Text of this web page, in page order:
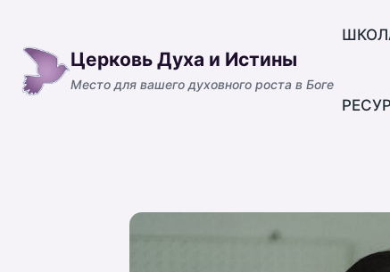
содержимомуЦерковь Духа и Истины
Место для вашего духовного роста в Боге